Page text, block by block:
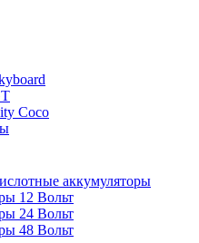
Coco
аккумуляторы
12 Вольт
24 Вольт
48 Вольт